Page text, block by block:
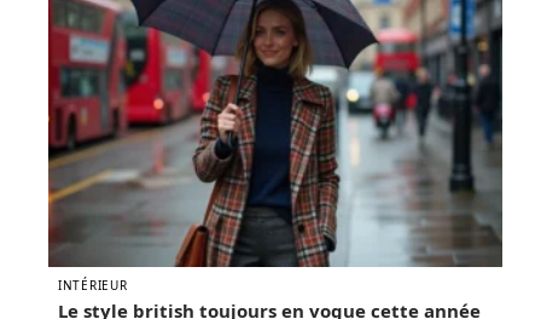
INTÉRIEUR
Le style british toujours en vogue cette année